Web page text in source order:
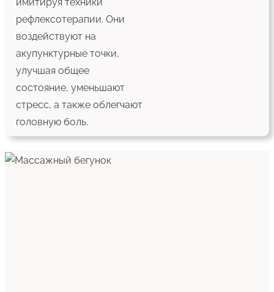
рефлексотерапии. Они
воздействуют на
акупунктурные точки,
улучшая общее
состояние, уменьшают
стресс, а также облегчают
головную боль.